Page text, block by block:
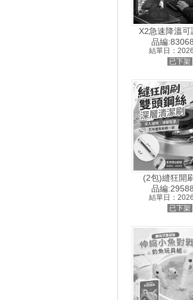
X2急速降溫可
品編
結單日：
已下架
(2包)縫狂開
品編
結單日：
已下架